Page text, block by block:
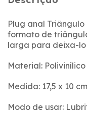
Plug anal
formato de
larga para deixa-lo
Material:
Medida: 17,5 x 10
Modo de usar: